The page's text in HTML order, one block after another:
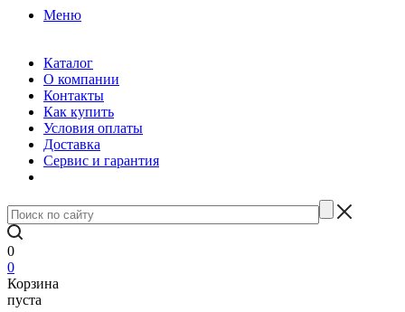
Меню
Каталог
О компании
Контакты
Как купить
Условия оплаты
Доставка
Сервис и гарантия
0
0
Корзина
пуста